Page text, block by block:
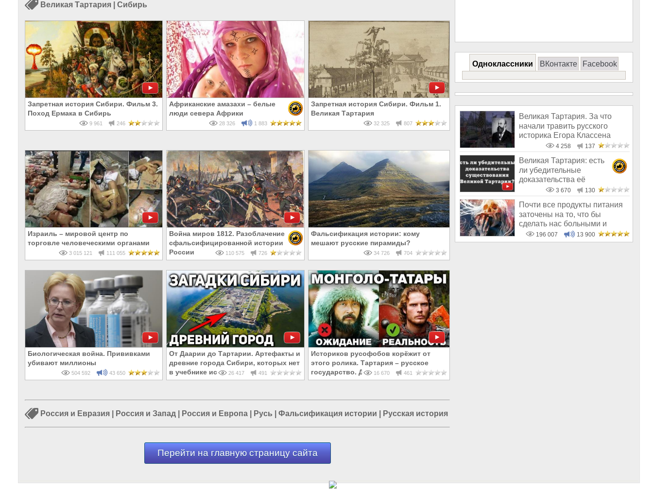
Великая Тартария Сибирь
Запретная история Сибири. Фильм 3.
Поход Ермака в Сибирь
9 961 246
Африканские амазахи – белые
люди севера Африки
28 326 1 883
Запретная история Сибири. Фильм 1.
Великая Тартария
32 325 807
Израиль – мировой центр по
торговле человеческими органами
3 015 121 111 055
Война миров 1812. Разоблачение
сфальсифицированной истории
России
110 575 726
Фальсификация истории: кому
мешают русские пирамиды?
34 726 704
Биологическая война. Прививками
убивают миллионы
504 592 43 650
От Даарии до Тартарии. Артефакты и
древние города Сибири, которых нет
в учебнике истории
26 417 491
Историков русофобов корёжит от
этого ролика. Тартария – русское
государство. ДНК монгол татар славян
16 670 461
Россия и Евразия Россия и Запад Россия и Европа Русь Фальсификация истории Русская история
Перейти на главную страницу сайта
Одноклассники ВКонтакте Facebook
Великая Тартария. За что
начали травить русского
историка Егора Классена
4 258 137
Великая Тартария: есть
ли убедительные
доказательства её
существования?
3 670 130
Почти все продукты питания
заточены на то, что бы
сделать нас больными и
бесплодным
196 007 13 900